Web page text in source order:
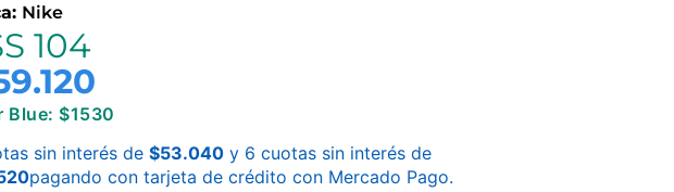
Nike
104
Blue: $1530
sin interés de$53.040 y 6 cuotas sin interés de
pagando con tarjeta de crédito con Mercado Pago.